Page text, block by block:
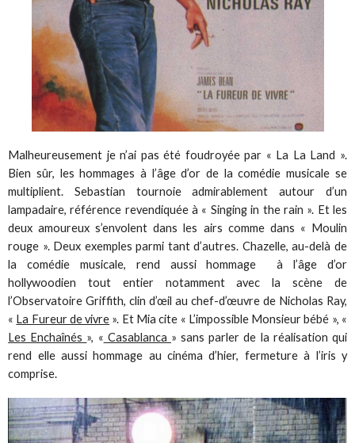
Malheureusement je n’ai pas été foudroyée par « La La Land ».
Bien sûr, les hommages à l’âge d’or de la comédie musicale se
multiplient. Sebastian tournoie admirablement autour d’un
lampadaire, référence revendiquée à « Singing in the rain ». Et les
deux amoureux s’envolent dans les airs comme dans « Moulin
rouge ». Deux exemples parmi tant d’autres. Chazelle, au-delà de
la comédie musicale, rend aussi hommage à l’âge d’or
hollywoodien tout entier notamment avec la scène de
l’Observatoire Griffith, clin d’œil au chef-d’œuvre de Nicholas Ray,
« La Fureur de vivre ». Et Mia cite « L’impossible Monsieur bébé », «
Les Enchaînés », « Casablanca » sans parler de la réalisation qui
rend elle aussi hommage au cinéma d’hier, fermeture à l’iris y
comprise.